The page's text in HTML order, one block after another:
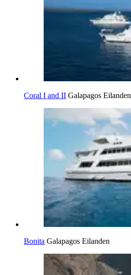
Coral I and II Galapagos Eilanden
Bonita Galapagos Eilanden